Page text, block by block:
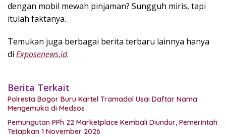
dengan mobil mewah pinjaman? Sungguh miris, tapi
itulah faktanya.
Temukan juga berbagai berita terbaru lainnya hanya
di Exposenews.id.
Berita Terkait
Polresta Bogor Buru Kartel Tramadol Usai Daftar Nama
Mengemuka di Medsos
Pemungutan PPh 22 Marketplace Kembali Diundur, Pemerintah
Tetapkan 1 November 2026